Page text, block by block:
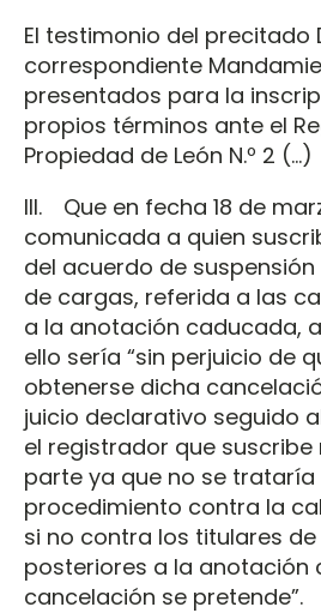
El testimonio del precitado
correspondiente
presentados para la
propios términos ante el
Propiedad de León N.º 2 (…)
III. Que en fecha 18 de
comunicada a quien
del acuerdo de
de cargas, referida a las
a la anotación caducada,
ello sería “sin perjuicio de
obtenerse dicha
juicio declarativo seguido
el registrador que suscribe
parte ya que no se trataría
procedimiento contra la
si no contra los titulares
posteriores a la anotación
cancelación se pretende”.